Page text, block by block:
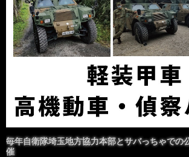
毎年自衛隊埼玉地方協力本部とサバっちゃでの
催